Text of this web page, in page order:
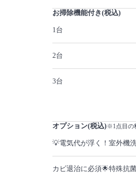
お掃除機能付き(税込)
1台
2台
3台
オプション(税込)※1点目の
💡電気代が浮く！室外機
カビ退治に必須🌟特殊抗